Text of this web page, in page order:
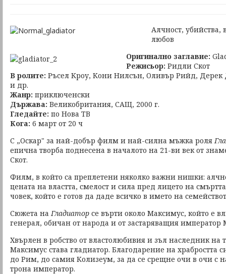
Алчност, убийства,
любов
Оригинално заглавие:
Режисьор: Ридли Скот
В ролите: Ръсел Кроу, Кони Нилсън, Оливър Рийд, Дерек
и др.
Жанр: приключенски
Държава: Великобритания, САЩ, 2000 г.
Гледайте: по Нова ТВ
Кога: 6 март от 20 ч
С „Оскар" за най-добър филм и най-силна мъжка роля
епична творба поднесена в началото на 21-ви век от
Скот.
Филм, в който са преплетени няколко важни нишки:
цената на властта, смелост и сила пред лицето на
човек, който е готов да даде всичко в името на
Сюжета наГладиатор се върти около Максимус, който е
генерал, обичан от народа и от застаряващия
Хвърлен в робство от властолюбивия и зъл наследник на
Максимус става гладиатор. Благодарение на храбростта
до Рим, до самия Колизеум, за да се срещне очи в очи с
трона император.